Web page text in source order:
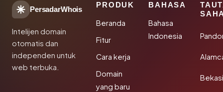
PersadarWhois
Intelijen domain
otomatis dan
independen untuk
web terbuka.
PRODUK
Beranda
Fitur
Cara kerja
Domain
yang baru
BAHASA
Bahasa
Indonesia